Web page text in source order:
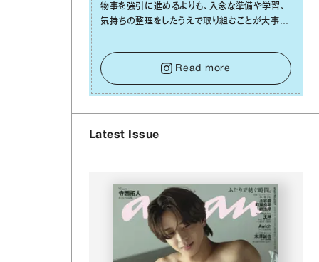
物事を強引に進めるよりも、⼊念な準備や学習、
気持ちの整理をしたうえで取り組むことが⼤事な
も焦らないで。意思を伝える⼯夫をしたり、あなた
⾃⾝や疲れていそうな⼈をいたわることに時間を
使いましょう。ここでしっかりとエネルギーを蓄
え、困難を乗り越える⼒に変えましょう。
Read more
Latest Issue